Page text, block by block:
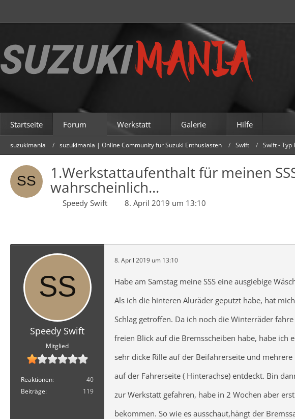
Startseite Forum Werkstatt Galerie Hilfe
suzukimania suzukimania | Online Community für Suzuki Enthusiasten Swift Swift - Typ
1.Werkstattaufenthalt für meinen
wahrscheinlich...
Speedy Swift 8. April 2019 um 13:10
Speedy Swift
Mitglied
Reaktionen
40
Beiträge
119
8. April 2019 um 13:10
Habe am Samstag meine SSS eine ausgiebige
Als ich die hinteren Aluräder geputzt habe, hat
Schlag getroffen. Da ich noch die Winterräder
freien Blick auf die Bremsscheiben habe, habe ich
sehr dicke Rille auf der Beifahrerseite und mehrere
auf der Fahrerseite ( Hinterachse) entdeckt. Bin
zur Werkstatt gefahren, habe in 2 Wochen aber
bekommen. So wie es ausschaut,hängt der